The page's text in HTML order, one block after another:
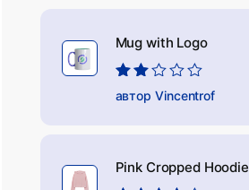
Mug with Logo
Оцінено
в 2 з
автор Vincentrof
Pink Cropped Hoodie